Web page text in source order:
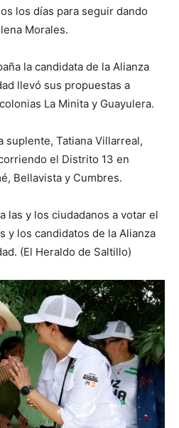
los días para seguir dando
Morales.
la candidata de la Alianza
llevó sus propuestas a
La Minita y Guayulera.
suplente, Tatiana Villarreal,
el Distrito 13 en
Bellavista y Cumbres.
las y los ciudadanos a votar el
y los candidatos de la Alianza
(El Heraldo de Saltillo)